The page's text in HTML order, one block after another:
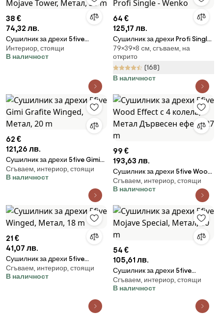
38 €
74,32 лв.
Сушилник за дрехи 5five
Mojave Tower, Метал, 30 m
Интериор, стоящи
В наличност
64 €
125,17 лв.
Сушилник за дрехи Profi Single
- Wenko
79×39×8 cм, сгъваем, на
открито
(168)
В наличност
62 €
121,26 лв.
Сушилник за дрехи 5five Gimi
Grafite Winged, Метал, 20 m
Сгъваем, интериор, стоящи
В наличност
99 €
193,63 лв.
Сушилник за дрехи 5five Wood
Effect с 4 колела, Метал
Дървесен ефект, 27 m
Сгъваем, интериор, стоящи
В наличност
21 €
41,07 лв.
Сушилник за дрехи 5five
Winged, Метал, 18 m
Сгъваем, интериор, стоящи
В наличност
54 €
105,61 лв.
Сушилник за дрехи 5five
Mojave Special, Метал, 30 m
Сгъваем, интериор, стоящи
В наличност